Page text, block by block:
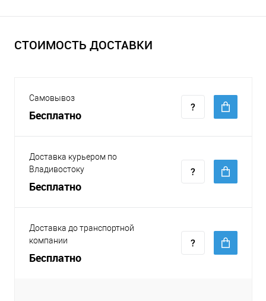
СТОИМОСТЬ ДОСТАВКИ
Самовывоз
Бесплатно
Доставка курьером по
Владивостоку
Бесплатно
Доставка до транспортной
компании
Бесплатно